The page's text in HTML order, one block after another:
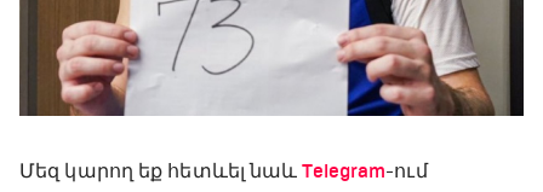
Մեզ կարող եք հետևել նաև Telegram-ում